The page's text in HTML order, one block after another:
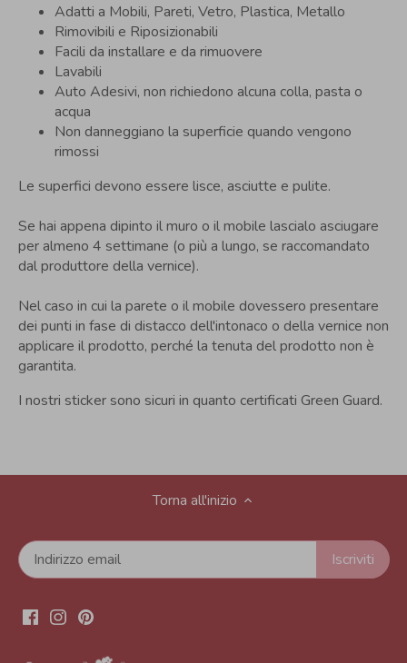
Adatti a Mobili, Pareti, Vetro, Plastica, Metallo
Rimovibili e Riposizionabili
Facili da installare e da rimuovere
Lavabili
Auto Adesivi, non richiedono alcuna colla, pasta o
acqua
Non danneggiano la superficie quando vengono
rimossi
Le superfici devono essere lisce, asciutte e pulite.
Se hai appena dipinto il muro o il mobile lascialo asciugare
per almeno 4 settimane (o più a lungo, se raccomandato
dal produttore della vernice).
Nel caso in cui la parete o il mobile dovessero presentare
dei punti in fase di distacco dell'intonaco o della vernice non
applicare il prodotto, perché la tenuta del prodotto non è
garantita.
I nostri sticker sono sicuri in quanto certificati Green Guard.
Torna all'inizio